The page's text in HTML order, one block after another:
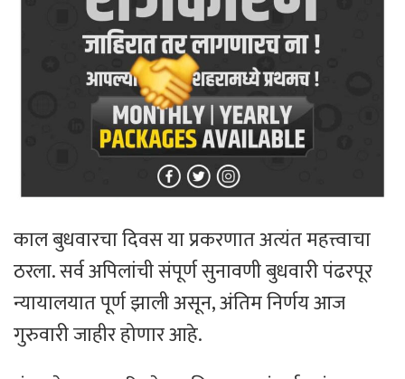
काल बुधवारचा दिवस या प्रकरणात अत्यंत महत्त्वाचा
ठरला. सर्व अपिलांची संपूर्ण सुनावणी बुधवारी पंढरपूर
न्यायालयात पूर्ण झाली असून, अंतिम निर्णय आज
गुरुवारी जाहीर होणार आहे.